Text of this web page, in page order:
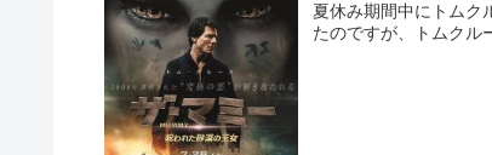
夏休み期間中にトムク
たのですが、トムクル